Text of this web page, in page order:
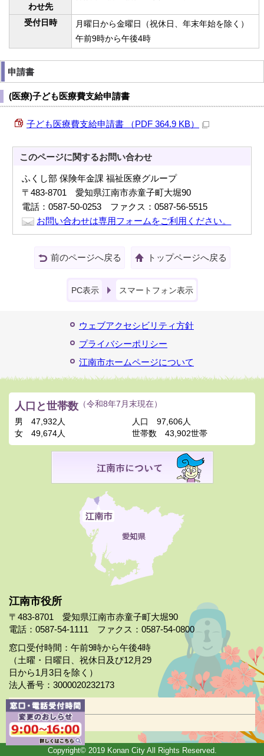
わせ先
受付日時
月曜日から金曜日（祝休日、年末年始を除く）
午前9時から午後4時
申請書
(医療)子ども医療費支給申請書
子ども医療費支給申請書 （PDF 364.9 KB）
このページに関するお問い合わせ
ふくし部 保険年金課 福祉医療グループ
〒483-8701 愛知県江南市赤童子町大堀90
電話：0587-50-0253 ファクス：0587-56-5515
お問い合わせは専用フォームをご利用ください。
前のページへ戻る トップページへ戻る
PC表示 スマートフォン表示
ウェブアクセシビリティ方針
プライバシーポリシー
江南市ホームページについて
江南市役所
〒483-8701 愛知県江南市赤童子町大堀90
電話：0587-54-1111 ファクス：0587-54-0800
窓口受付時間：午前9時から午後4時
（土曜・日曜日、祝休日及び12月29
日から1月3日を除く）
法人番号：3000020232173
市役所案内
日曜市役所
人口と世帯数 （令和8年7月末現在）
男
47,932人
女
49,674人
人口
97,606人
世帯数
43,902世帯
Copyright© 2019 Konan City All Rights Reserved.